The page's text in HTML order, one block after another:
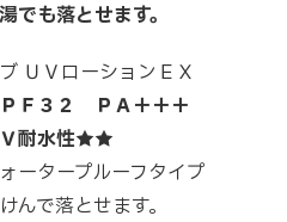
でも落とせます。
ＵＶローションＥＸ
Ｆ３２ ＰＡ＋＋＋
耐水性★★
ータープルーフタイプ
んで落とせます。